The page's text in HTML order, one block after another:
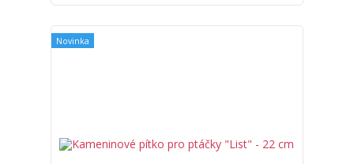
Novinka